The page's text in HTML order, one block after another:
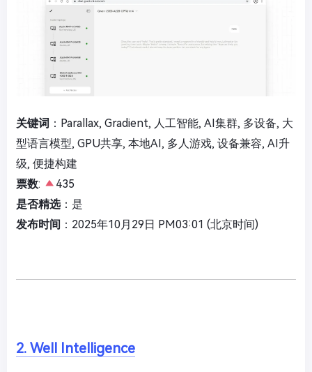
关键词 ：Parallax, Gradient, 人工智能, AI集群, 多设备, 大
型语言模型, GPU共享, 本地AI, 多人游戏, 设备兼容, AI升
级, 便捷构建
票数:
435
是否精选：是
发布时间 ：2025年10月29日 PM03:01 (北京时间)
2. Well Intelligence